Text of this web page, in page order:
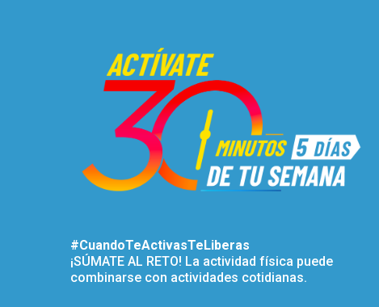
#CuandoTeActivasTeLiberas
¡SÚMATE AL RETO! La actividad física puede
combinarse con actividades cotidianas.